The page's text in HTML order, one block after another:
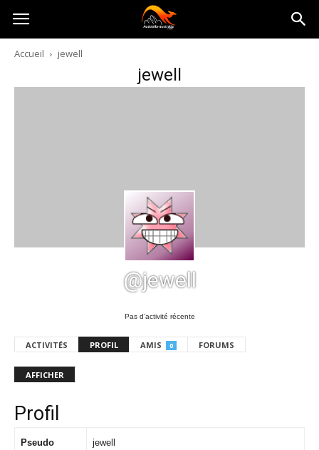
Australia-
australie.com
Accueil jewell
jewell
@jewell
Pas d’activité récente
ACTIVITÉS PROFIL AMIS 0 FORUMS
AFFICHER
Profil
Pseudo jewell